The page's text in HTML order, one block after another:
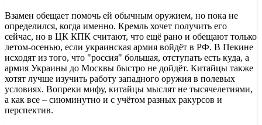
Взамен обещает помочь ей обычным оружием, но пока не
определился, когда именно. Кремль хочет получить его
сейчас, но в ЦК КПК считают, что ещё рано и обещают только
летом-осенью, если украинская армия войдёт в РФ. В Пекине
исходят из того, что "россия" большая, отступать есть куда, а
армия Украины до Москвы быстро не дойдёт. Китайцы также
хотят лучше изучить работу западного оружия в полевых
условиях. Вопреки мифу, китайцы мыслят не тысячелетиями,
а как все – сиюминутно и с учётом разных ракурсов и
перспектив.